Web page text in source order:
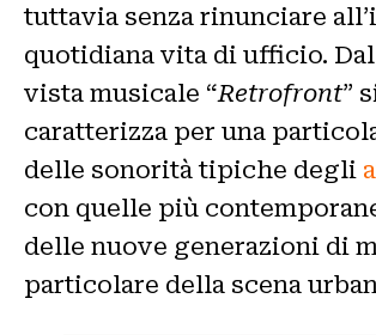
tuttavia senza rinunciare
quotidiana vita di ufficio.
vista musicale “Retrofront”
caratterizza per una
delle sonorità tipiche degli
con quelle più
delle nuove generazioni di
particolare della scena